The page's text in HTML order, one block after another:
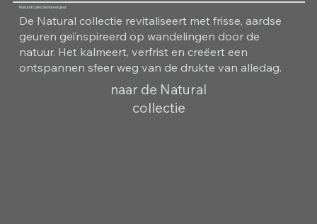
Natural Collectie Kamergeur
De Natural collectie revitaliseert met frisse, aardse
geuren geïnspireerd op wandelingen door de
natuur. Het kalmeert, verfrist en creëert een
ontspannen sfeer weg van de drukte van alledag.
naar de Natural
collectie